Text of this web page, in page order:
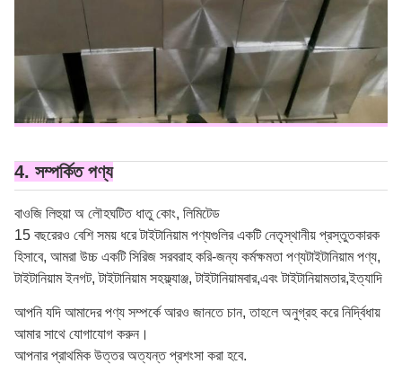
4. সম্পর্কিত পণ্য
বাওজি লিহুয়া অ লৌহঘটিত ধাতু কোং, লিমিটেড
15 বছরেরও বেশি সময় ধরে টাইটানিয়াম পণ্যগুলির একটি নেতৃস্থানীয় প্রস্তুতকারক
হিসাবে, আমরা উচ্চ একটি সিরিজ সরবরাহ করি-জন্য কর্মক্ষমতা পণ্যটাইটানিয়াম পণ্য,
টাইটানিয়াম ইনগট, টাইটানিয়াম সহফ্ল্যাঞ্জ, টাইটানিয়ামবার,এবং টাইটানিয়ামতার,ইত্যাদি
আপনি যদি আমাদের পণ্য সম্পর্কে আরও জানতে চান, তাহলে অনুগ্রহ করে নির্দ্বিধায়
আমার সাথে যোগাযোগ করুন।
আপনার প্রাথমিক উত্তর অত্যন্ত প্রশংসা করা হবে.